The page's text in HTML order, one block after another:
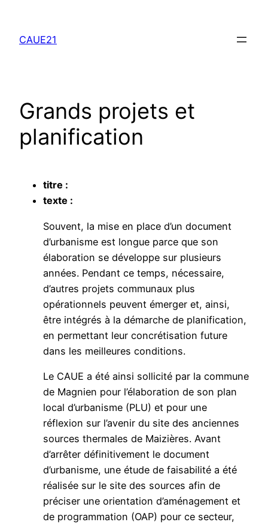
contenu
CAUE21
Grands projets et
planification
titre :
texte :
Souvent, la mise en place d’un document
d’urbanisme est longue parce que son
élaboration se développe sur plusieurs
années. Pendant ce temps, nécessaire,
d’autres projets communaux plus
opérationnels peuvent émerger et, ainsi,
être intégrés à la démarche de planification,
en permettant leur concrétisation future
dans les meilleures conditions.
Le CAUE a été ainsi sollicité par la commune
de Magnien pour l’élaboration de son plan
local d’urbanisme (PLU) et pour une
réflexion sur l’avenir du site des anciennes
sources thermales de Maizières. Avant
d’arrêter définitivement le document
d’urbanisme, une étude de faisabilité a été
réalisée sur le site des sources afin de
préciser une orientation d’aménagement et
de programmation (OAP) pour ce secteur,